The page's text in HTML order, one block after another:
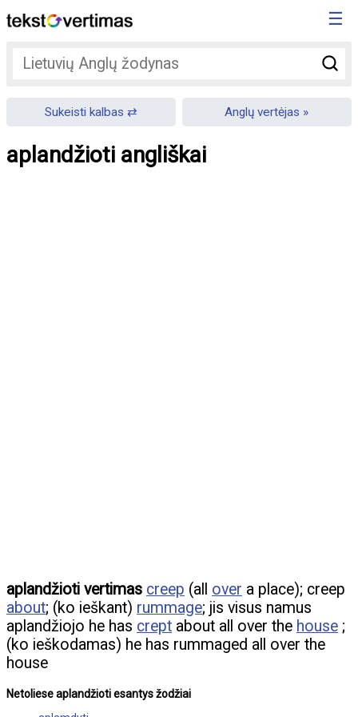
☰
Sukeisti kalbas Anglų vertėjas
aplandžioti angliškai
aplandžioti vertimas creep (all over a place); creep
about; (ko ieškant) rummage; jis visus namus
aplandžiojo he has crept about all over the house ;
(ko ieškodamas) he has rummaged all over the
house
Netoliese aplandžioti esantys žodžiai